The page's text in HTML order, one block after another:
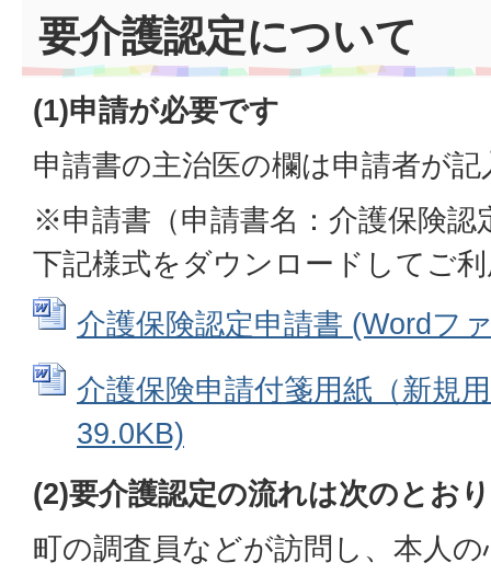
要介護認定について
(1)申請が必要です
申請書の主治医の欄は申請者が
※申請書（申請書名：介護保険認
下記様式をダウンロードしてご
介護保険認定申請書 (Wordフ
介護保険申請付箋用紙（新規
39.0KB)
(2)要介護認定の流れは次のとお
町の調査員などが訪問し、本人